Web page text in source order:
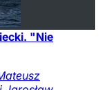
"Nie